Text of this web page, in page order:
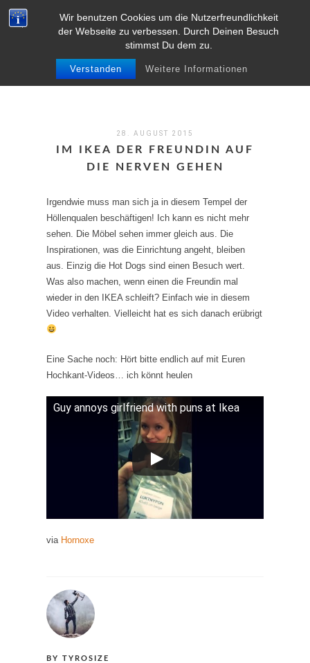
Wir benutzen Cookies um die Nutzerfreundlichkeit
der Webseite zu verbessen. Durch Deinen Besuch
stimmst Du dem zu.
Verstanden Weitere Informationen
MENU
28. AUGUST 2015
IM IKEA DER FREUNDIN AUF
DIE NERVEN GEHEN
Irgendwie muss man sich ja in diesem Tempel der
Höllenqualen beschäftigen! Ich kann es nicht mehr
sehen. Die Möbel sehen immer gleich aus. Die
Inspirationen, was die Einrichtung angeht, bleiben
aus. Einzig die Hot Dogs sind einen Besuch wert.
Was also machen, wenn einen die Freundin mal
wieder in den IKEA schleift? Einfach wie in diesem
Video verhalten. Vielleicht hat es sich danach erübrigt
Eine Sache noch: Hört bitte endlich auf mit Euren
Hochkant-Videos… ich könnt heulen
Guy annoys girlfriend with puns at Ikea
via Hornoxe
BY TYROSIZE